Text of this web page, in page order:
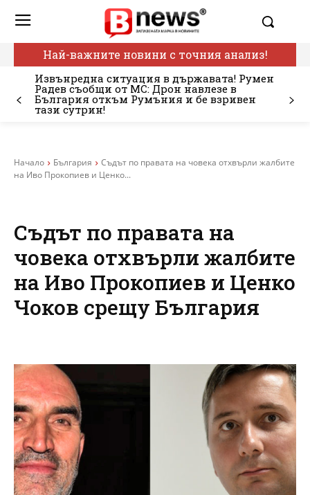
Най-важните новини с точния анализ!
Извънредна ситуация в държавата! Румен
Радев съобщи от МС: Дрон навлезе в
България откъм Румъния и бе взривен
тази сутрин!
Начало България
Съдът по правата на човека отхвърли жалбите
на Иво Прокопиев и Ценко...
Съдът по правата на
човека отхвърли жалбите
на Иво Прокопиев и Ценко
Чоков срещу България